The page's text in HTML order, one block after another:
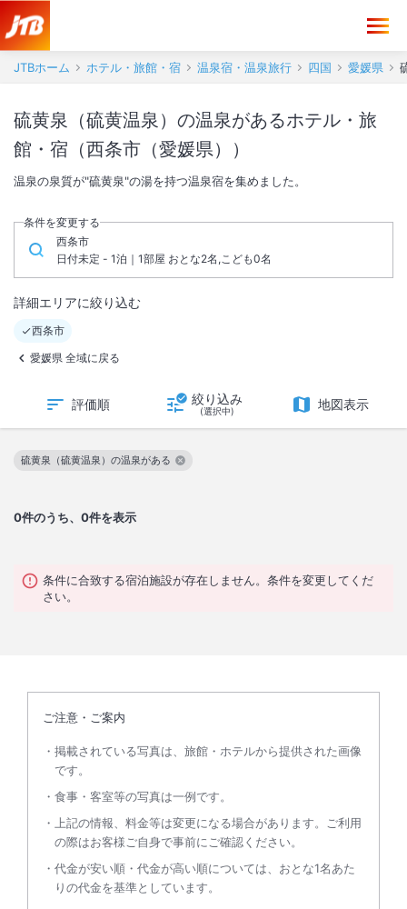
JTBホーム ホテル・旅館・宿 温泉宿・温泉旅行 四国 愛媛県
硫黄泉（硫黄温泉）の温泉があるホテル・旅
館・宿（西条市（愛媛県））
温泉の泉質が"硫黄泉"の湯を持つ温泉宿を集めました。
条件を変更する
西条市
日付未定 - 1泊｜1部屋 おとな2名,こども0名
詳細エリアに絞り込む
西条市
愛媛県 全域に戻る
評価順 絞り込み
(選択中) 地図表示
0件のうち、0件を表示
硫黄泉（硫黄温泉）の温泉がある
この絞り込み条件を解除
条件に合致する宿泊施設が存在しません。条件を変更してくだ
さい。
ご注意・ご案内
掲載されている写真は、旅館・ホテルから提供された画像
です。
食事・客室等の写真は一例です。
上記の情報、料金等は変更になる場合があります。ご利用
の際はお客様ご自身で事前にご確認ください。
代金が安い順・代金が高い順については、おとな1名あた
りの代金を基準としています。